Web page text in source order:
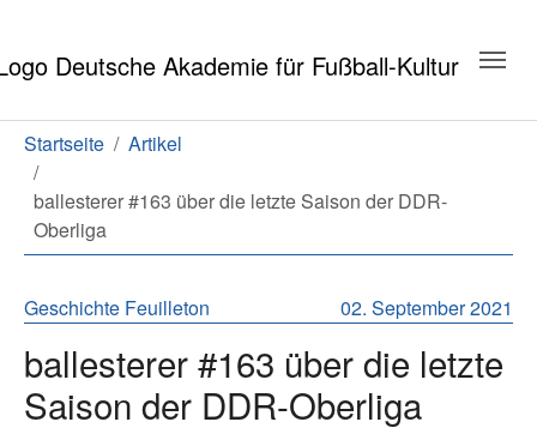
Sie sind hier:
Startseite Artikel
ballesterer #163 über die letzte Saison der DDR-
Oberliga
02. September 2021
Geschichte Feuilleton
ballesterer #163 über die letzte
Saison der DDR-Oberliga